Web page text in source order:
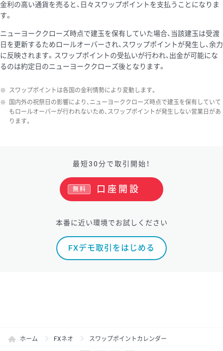
金利の高い通貨を売ると、日々スワップポイントを支払うことになりま
す。
ニューヨーククローズ時点で建玉を保有していた場合、当該建玉は受渡
日を更新するためロールオーバーされ、スワップポイントが発生し、余力
に反映されます。スワップポイントの受払いが行われ、出金が可能にな
るのは約定日のニューヨーククローズ後となります。
※ スワップポイントは各国の金利情勢により変動します。
※
国内外の祝祭日の影響により、ニューヨーククローズ時点で建玉を保有していて
もロールオーバーが行われないため、スワップポイントが発生しない営業日があ
ります。
最短30分で取引開始！
口座開設
無料
本番に近い環境でお試しください
FXデモ取引をはじめる
ホーム FXネオ スワップポイントカレンダー